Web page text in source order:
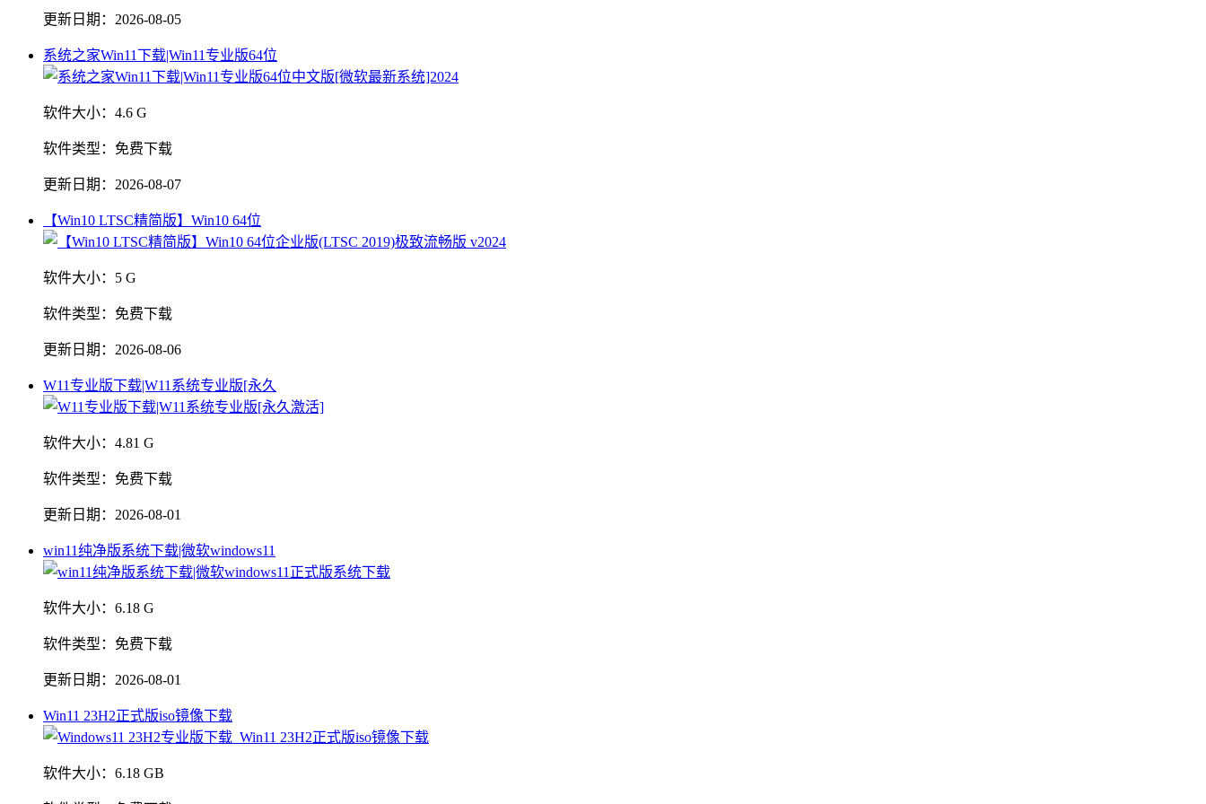
更新日期： 2026-08-05
系统之家Win11下载|Win11专业版64位
软件大小： 4.6 G
软件类型： 免费下载
更新日期： 2026-08-07
【Win10 LTSC精简版】Win10 64位
软件大小： 5 G
软件类型： 免费下载
更新日期： 2026-08-06
W11专业版下载|W11系统专业版[永久
软件大小： 4.81 G
软件类型： 免费下载
更新日期： 2026-08-01
win11纯净版系统下载|微软windows11
软件大小： 6.18 G
软件类型： 免费下载
更新日期： 2026-08-01
Win11 23H2正式版iso镜像下载
软件大小： 6.18 GB